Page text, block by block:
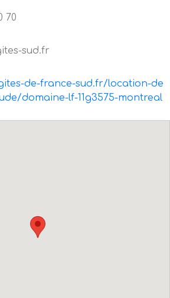
70
sud.fr
de-france-sud.fr/location-de
domaine-lf-11g3575-montreal